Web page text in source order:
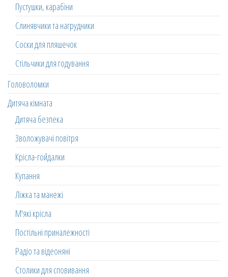
Пустушки, карабіни
Слинявчики та нагрудники
Соски для пляшечок
Стільчики для годування
Головоломки
Дитяча кімната
Дитяча безпека
Зволожувачі повітря
Крісла-гойдалки
Купання
Ліжка та манежі
М'які крісла
Постільні приналежності
Радіо та відеоняні
Столики для сповивання